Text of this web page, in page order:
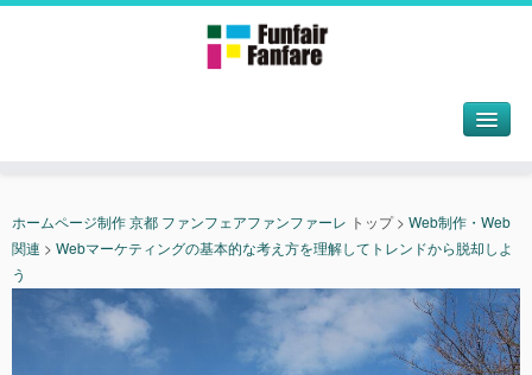
ホームページ制作 京都 ファンフェアファンファーレ トップ> Web制作・Web
関連 > Webマーケティングの基本的な考え方を理解してトレンドから脱却しよ
う